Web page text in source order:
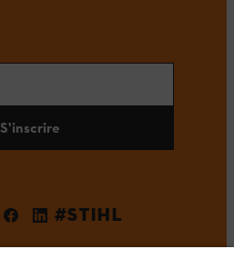
S'inscrire
#STIHL